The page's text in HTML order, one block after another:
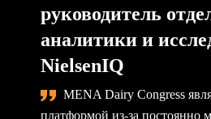
руководитель
аналитики и
NielsenIQ
MENA Dairy Congress
платформой из-за постоянно